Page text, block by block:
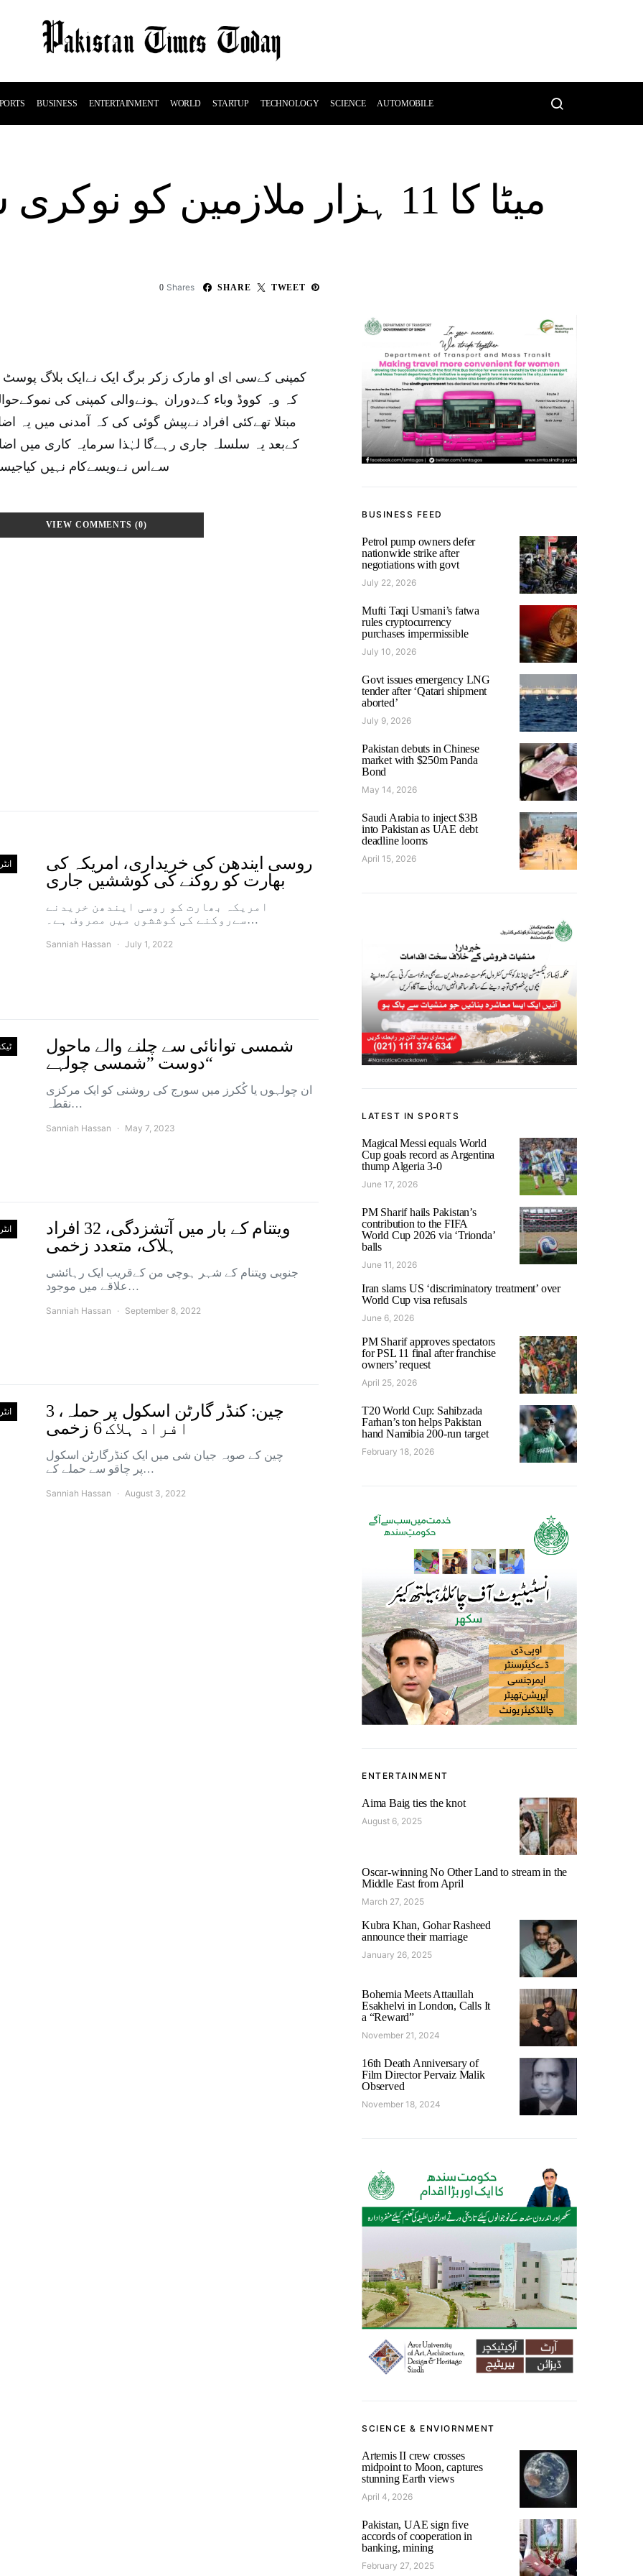
BUSINESS ENTERTAINMENT WORLD STARTUP TECHNOLOGY SCIENCE AUTOMOBILE
میٹا کا 11 ہزار ملازمین کو
0 Shares SHARE TWEET
کمپنی کےسی ای او مارک زکر برگ ایک نےایک بلاگ پوسٹ
کہ وہ کووڈ وباء کےدوران ہونےوالی کمپنی کی
مبتلا تھےکئی افراد نےپیش گوئی کی کہ آمدنی میں یہ
کےبعد یہ سلسلہ جاری رہےگا لہٰذا سرمایہ کاری میں
سےاس نےویسےکام نہیں
VIEW COMMENTS (0)
روسی ایندھن کی خریداری، امریکہ کی
بھارت کو روکنے کی کوششیں جاری
امریکہ بھارت کو روسی ایندھن خریدنے
سےروکنے کی کوششوں میں مصروف ہے۔…
Sanniah Hassan July 1, 2022
شمسی توانائی سے چلنے والے ماحول
دوست ”شمسی چولہے“
ان چولہوں یا کُکرز میں سورج کی روشنی کو ایک مرکزی
نقطہ…
Sanniah Hassan May 7, 2023
ویتنام کے بار میں آتشزدگی، 32 افراد
ہلاک، متعدد زخمی
جنوبی ویتنام کے شہر ہوچی من کےقریب ایک رہائشی
علاقے میں موجود…
Sanniah Hassan September 8, 2022
چین: کنڈر گارٹن اسکول پر حملہ، 3
افراد ہلاک 6 زخمی
چین کے صوبہ جیان شی میں ایک کنڈرگارٹن اسکول
پر چاقو سے حملے کے…
Sanniah Hassan August 3, 2022
BUSINESS FEED
Petrol pump owners defer
nationwide strike after
negotiations with govt
July 22, 2026
Mufti Taqi Usmani’s fatwa
rules cryptocurrency
purchases impermissible
July 10, 2026
Govt issues emergency LNG
tender after ‘Qatari shipment
aborted’
July 9, 2026
Pakistan debuts in Chinese
market with $250m Panda
Bond
May 14, 2026
Saudi Arabia to inject $3B
into Pakistan as UAE debt
deadline looms
April 15, 2026
LATEST IN SPORTS
Magical Messi equals World
Cup goals record as Argentina
thump Algeria 3-0
June 17, 2026
PM Sharif hails Pakistan’s
contribution to the FIFA
World Cup 2026 via ‘Trionda’
balls
June 11, 2026
Iran slams US ‘discriminatory treatment’ over
World Cup visa refusals
June 6, 2026
PM Sharif approves spectators
for PSL 11 final after franchise
owners’ request
April 25, 2026
T20 World Cup: Sahibzada
Farhan’s ton helps Pakistan
hand Namibia 200-run target
February 18, 2026
ENTERTAINMENT
Aima Baig ties the knot
August 6, 2025
Oscar-winning No Other Land to stream in the
Middle East from April
March 27, 2025
Kubra Khan, Gohar Rasheed
announce their marriage
January 26, 2025
Bohemia Meets Attaullah
Esakhelvi in London, Calls It
a “Reward”
November 21, 2024
16th Death Anniversary of
Film Director Pervaiz Malik
Observed
November 18, 2024
SCIENCE & ENVIORNMENT
Artemis II crew crosses
midpoint to Moon, captures
stunning Earth views
April 4, 2026
Pakistan, UAE sign five
accords of cooperation in
banking, mining
February 27, 2025